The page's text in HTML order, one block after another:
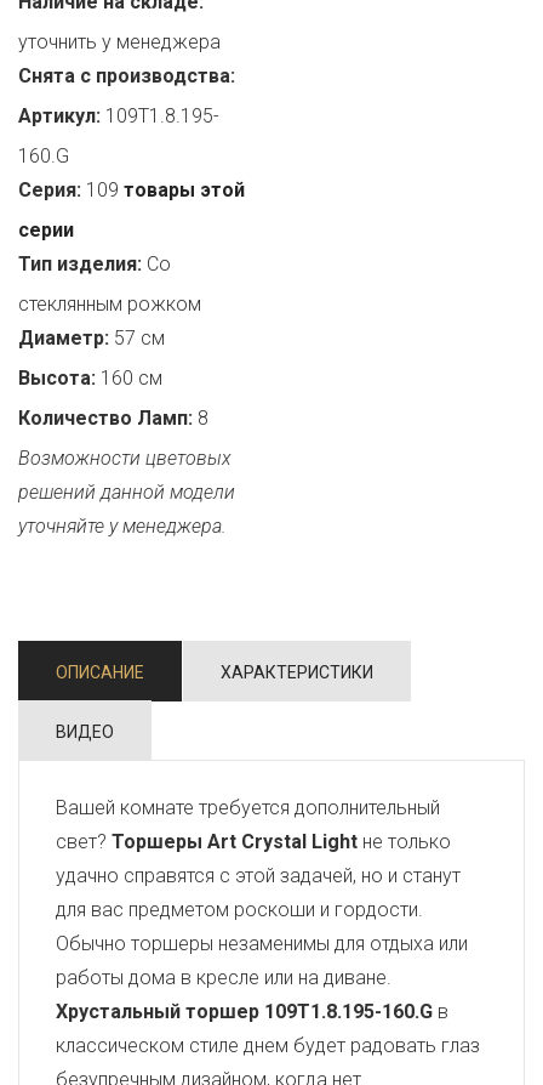
уточнить у менеджера
Снята с производства:
Артикул: 109T1.8.195-
160.G
Серия: 109 товары этой
серии
Тип изделия: Со
стеклянным рожком
Диаметр: 57 см
Высота: 160 см
Количество Ламп: 8
Возможности цветовых
решений данной модели
уточняйте у менеджера.
ОПИСАНИЕ ХАРАКТЕРИСТИКИ
ВИДЕО
Вашей комнате требуется дополнительный
свет? Торшеры Art Crystal Light не только
удачно справятся с этой задачей, но и станут
для вас предметом роскоши и гордости.
Обычно торшеры незаменимы для отдыха или
работы дома в кресле или на диване.
Хрустальный торшер 109T1.8.195-160.G в
классическом стиле днем будет радовать глаз
безупречным дизайном, когда нет